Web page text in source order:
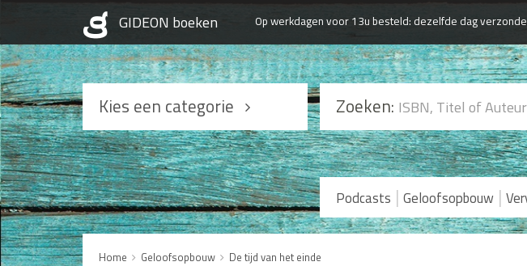
Op werkdagen voor 13u besteld: dezelfde dag
Kies een categorie
Podcasts
Geloofsopbouw
Praktisch Christen zijn
Levensverhalen
Zoeken:
Podcasts | Geloofsopbouw |
Home Geloofsopbouw De tijd van het einde